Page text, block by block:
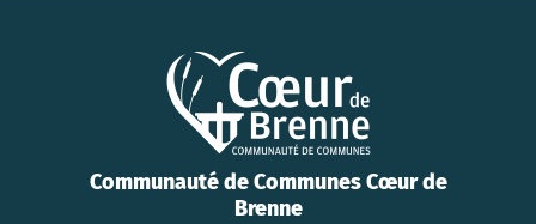
Communauté de Communes Cœur de
Brenne